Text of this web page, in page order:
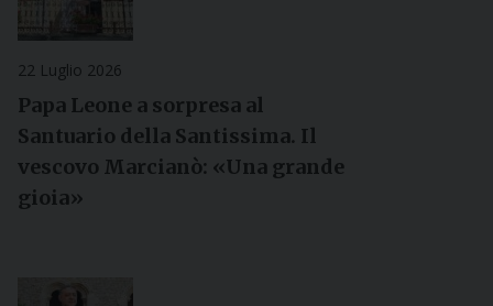
22 Luglio 2026
Papa Leone a sorpresa al
Santuario della Santissima. Il
vescovo Marcianò: «Una grande
gioia»